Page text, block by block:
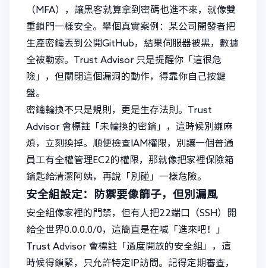
（MFA），讓黑客就算拿到密碼也進不來，就像雙
重鎖門一樣安全。舉個真實案例：某公司開發者把
生產密鑰丟到公開GitHub，結果伺服器被黑，數據
全被勒索。Trust Advisor 只是提醒你「這很危
險」，但關閉這個漏洞的動作，得靠你自己按鍵
盤。
密鑰輪換不只是規則，更是生存法則。Trust
Advisor 會標註「未輪換的密鑰」，這時候別嫌麻
煩，立刻換掉。順便檢查IAM權限，別讓一個普通
員工有全權管理EC2的權限，那就像把家裡保險箱
鑰匙給清潔阿姨，再說「別碰」一樣危險。
安全組設定：防禦要像篩子，但別漏風
安全組像家裡的門禁，但有人把22端口（SSH）開
給全世界0.0.0.0/0，這簡直是在喊「進來吧！」
Trust Advisor 會標註「過度開放的安全組」，這
時候得鎖緊，只允許特定IP訪問。記得定期審查，